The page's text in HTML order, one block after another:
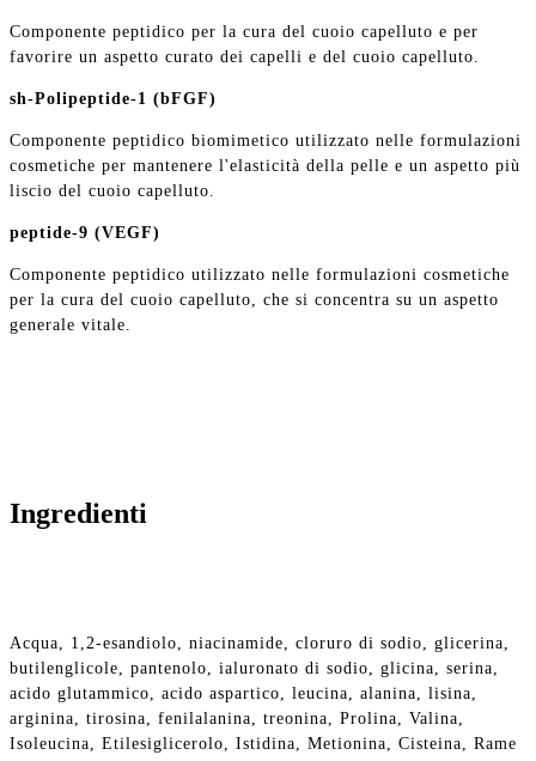
Componente peptidico per la cura del cuoio capelluto e per
favorire un aspetto curato dei capelli e del cuoio capelluto.
sh-Polipeptide-1 (bFGF)
Componente peptidico biomimetico utilizzato nelle formulazioni
cosmetiche per mantenere l'elasticità della pelle e un aspetto più
liscio del cuoio capelluto.
peptide-9 (VEGF)
Componente peptidico utilizzato nelle formulazioni cosmetiche
per la cura del cuoio capelluto, che si concentra su un aspetto
generale vitale.
Ingredienti
Acqua, 1,2-esandiolo, niacinamide, cloruro di sodio, glicerina,
butilenglicole, pantenolo, ialuronato di sodio, glicina, serina,
acido glutammico, acido aspartico, leucina, alanina, lisina,
arginina, tirosina, fenilalanina, treonina, Prolina, Valina,
Isoleucina, Etilesiglicerolo, Istidina, Metionina, Cisteina, Rame